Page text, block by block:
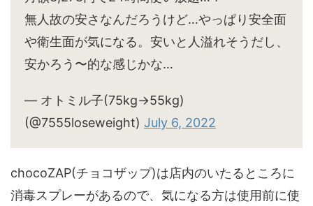
無人故の安さなんだろうけど…やっぱり安全面
や衛生面が気になる。安いと人溢れそうだし、
安かろう〜的な感じかな…
— オトミル子(75kg→55kg)
(@7555loseweight) July 6, 2022
chocoZAP(チョコザップ)は店内のいたるところに
消毒スプレーがあるので、気になる方は使用前に使